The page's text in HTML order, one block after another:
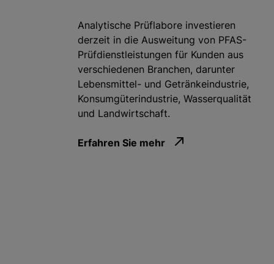
Analytische Prüflabore investieren
derzeit in die Ausweitung von PFAS-
Prüfdienstleistungen für Kunden aus
verschiedenen Branchen, darunter
Lebensmittel- und Getränkeindustrie,
Konsumgüterindustrie, Wasserqualität
und Landwirtschaft.
Erfahren Sie mehr